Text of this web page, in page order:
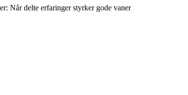
Når delte erfaringer styrker gode vaner